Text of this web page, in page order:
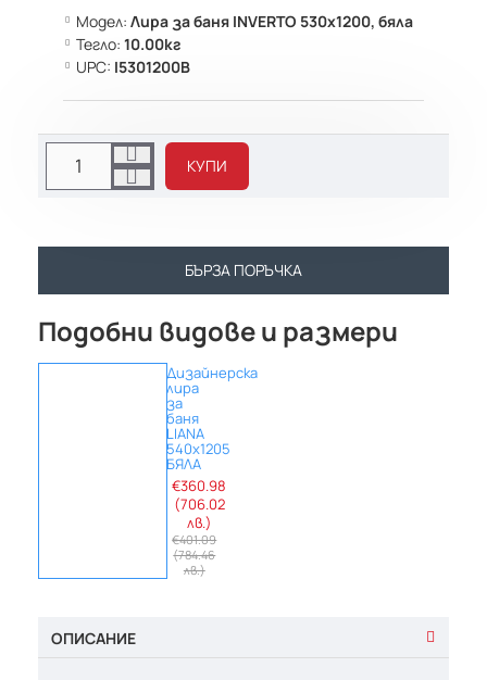
Модел: Лира за баня INVERTO 530х1200, бяла
Тегло: 10.00кг
UPC: I5301200B
КУПИ
БЪРЗА ПОРЪЧКА
Подобни видове и размери
Дизайнерска
лира
за
баня
LIANA
540х1205
БЯЛА
€360.98
(706.02
лв.)
€401.09
(784.46
лв.)
ОПИСАНИЕ